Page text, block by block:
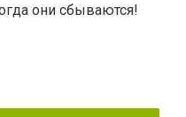
они сбываются!